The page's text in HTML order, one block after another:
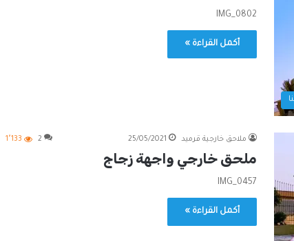
IMG_0802
أكمل القراءة »
ملاحق خارجية قرميد 25/05/2021
2 1٬133
ملحق خارجي واجهة زجاج
IMG_0457
أكمل القراءة »